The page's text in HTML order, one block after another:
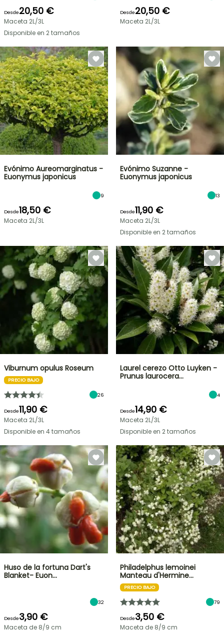
Desde20,50 €
Maceta 2L/3L
Disponible en 2 tamaños
Desde20,50 €
Maceta 2L/3L
Evónimo Aureomarginatus -
Euonymus japonicus
9
Desde18,50 €
Maceta 2L/3L
Evónimo Suzanne -
Euonymus japonicus
13
Desde11,90 €
Maceta 2L/3L
Disponible en 2 tamaños
Viburnum opulus Roseum
PRECIO BAJO
26
Desde11,90 €
Maceta 2L/3L
Disponible en 4 tamaños
Laurel cerezo Otto Luyken -
Prunus laurocera…
4
Desde14,90 €
Maceta 2L/3L
Disponible en 2 tamaños
Huso de la fortuna Dart's
Blanket- Euon…
32
Desde3,90 €
Maceta de 8/9 cm
Philadelphus lemoinei
Manteau d'Hermine…
PRECIO BAJO
79
Desde3,50 €
Maceta de 8/9 cm